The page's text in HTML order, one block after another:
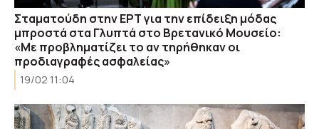
Σταματούδη στην ΕΡΤ για την επίδειξη μόδας
μπροστά στα Γλυπτά στο Βρετανικό Μουσείο:
«Με προβληματίζει το αν τηρήθηκαν οι
προδιαγραφές ασφαλείας»
19/02 11:04